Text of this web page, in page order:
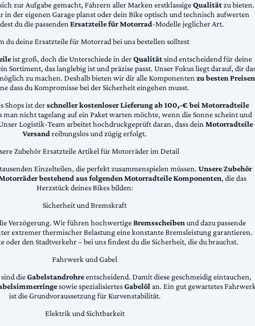
zur Aufgabe gemacht, Fahrern aller Marken erstklassigeQualitätzu bieten.
in der eigenen Garage planst oder dein Bike optisch und technisch aufwerten
du die passendenErsatzteile für Motorrad-Modelle jeglicher Art.
du deine Ersatzteile für Motorrad bei uns bestellen solltest
ist groß, doch die Unterschiede in derQualitätsind entscheidend für deine
Sortiment, das langlebig ist und präzise passt. Unser Fokus liegt darauf, dir
zu machen. Deshalb bieten wir dir alle Komponentenzu besten Preisen
dass du Kompromisse bei der Sicherheit eingehen musst.
Shops ist derschneller kostenloser Lieferung ab 100,-€ bei Motorradteile
man nicht tagelang auf ein Paket warten möchte, wenn die Sonne scheint und
Logistik-Team arbeitet hochdruckgeprüft daran, dass deinMotorradteile
Versandreibungslos und zügig erfolgt.
Zubehör Ersatzteile Artikel für Motorräder im Detail
Einzelteilen, die perfekt zusammenspielen müssen. Unsere Zubehör
bestehend aus folgenden Motorradteile Komponenten, die das
Herzstück deines Bikes bilden:
Sicherheit und Bremskraft
Verzögerung. Wir führen hochwertigeBremsscheibenund dazu passende
extremer thermischer Belastung eine konstante Bremsleistung garantieren.
oder den Stadtverkehr – bei uns findest du die Sicherheit, die du brauchst.
Fahrwerk und Gabel
dieGabelstandrohreentscheidend. Damit diese geschmeidig eintauchen,
sowie spezialisiertesGabelöl an. Ein gut gewartetes
ist die Grundvoraussetzung für Kurvenstabilität.
Elektrik und Sichtbarkeit